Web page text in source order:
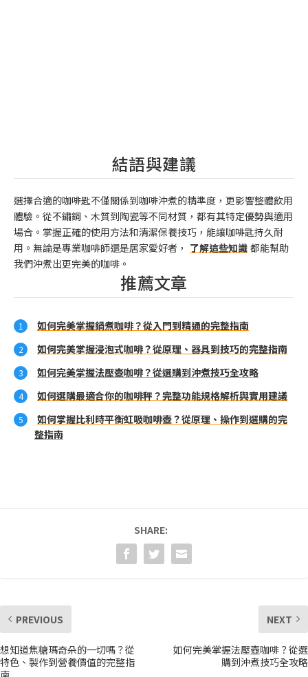
結語與建議
選擇合適的咖啡匙不僅關係到咖啡沖煮的精準度，更影響整體飲用
體驗。從不鏽鋼、木質到陶瓷等不同材質，都有其特定優勢與適用
場合。掌握正確的使用方法和清潔保養技巧，能讓咖啡匙持久耐
用。無論是專業咖啡師還是居家愛好者， 了解這些知識 都能幫助
我們沖煮出更完美的咖啡。
推薦文章
如何完美掌握鍋煮咖啡？從入門到精通的完整指南
如何完美掌握浸泡式咖啡？從原理、器具到技巧的完整指南
如何完美掌握法壓壺咖啡？從選購到沖煮技巧全攻略
如何選購最適合你的咖啡秤？完整功能規格解析與實用建議
如何掌握比利時平衡虹吸咖啡壺？從原理、操作到選購的完
整指南
SHARE:
PREVIOUS
想知道焦糖瑪奇朵的一切嗎？從
特色、製作到營養價值的完整指
南
NEXT
如何完美掌握法壓壺咖啡？從選
購到沖煮技巧全攻略